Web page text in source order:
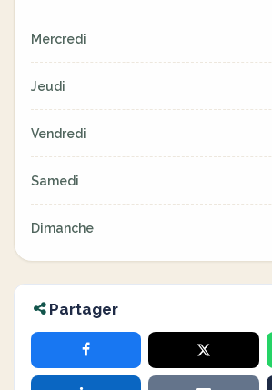
Mercredi
Jeudi
Vendredi
Samedi
Dimanche
Partager